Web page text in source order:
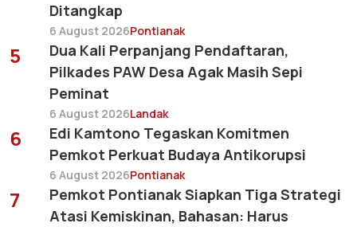
Ditangkap
6 August 2026Pontianak
5
Dua Kali Perpanjang Pendaftaran,
Pilkades PAW Desa Agak Masih Sepi
Peminat
6 August 2026Landak
6
Edi Kamtono Tegaskan Komitmen
Pemkot Perkuat Budaya Antikorupsi
6 August 2026Pontianak
7
Pemkot Pontianak Siapkan Tiga Strategi
Atasi Kemiskinan, Bahasan: Harus